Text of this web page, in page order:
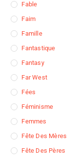
Fable
Faim
Famille
Fantastique
Fantasy
Far West
Fées
Féminisme
Femmes
Fête Des Mères
Fête Des Pères